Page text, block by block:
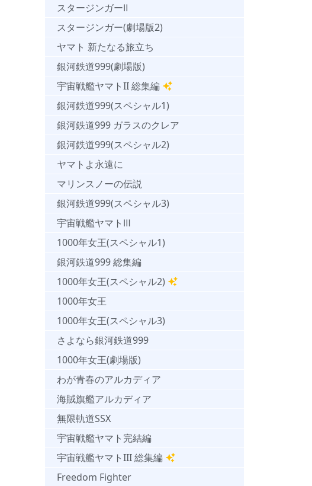
スタージンガーⅡ
スタージンガー(劇場版2)
ヤマト 新たなる旅立ち
銀河鉄道999(劇場版)
宇宙戦艦ヤマトII 総集編
銀河鉄道999(スペシャル1)
銀河鉄道999 ガラスのクレア
銀河鉄道999(スペシャル2)
ヤマトよ永遠に
マリンスノーの伝説
銀河鉄道999(スペシャル3)
宇宙戦艦ヤマトⅢ
1000年女王(スペシャル1)
銀河鉄道999 総集編
1000年女王(スペシャル2)
1000年女王
1000年女王(スペシャル3)
さよなら銀河鉄道999
1000年女王(劇場版)
わが青春のアルカディア
海賊旗艦アルカディア
無限軌道SSX
宇宙戦艦ヤマト完結編
宇宙戦艦ヤマトIII 総集編
Freedom Fighter